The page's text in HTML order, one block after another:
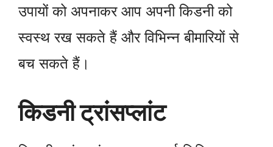
उपायों को अपनाकर आप अपनी किडनी को
स्वस्थ रख सकते हैं और विभिन्न बीमारियों से
बच सकते हैं।
किडनी ट्रांसप्लांट